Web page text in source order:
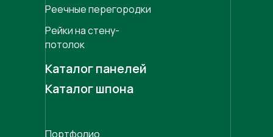
Портфолио
Рейки на стену-
потолок
Реечные перегородки
Каталог панелей
Каталог шпона